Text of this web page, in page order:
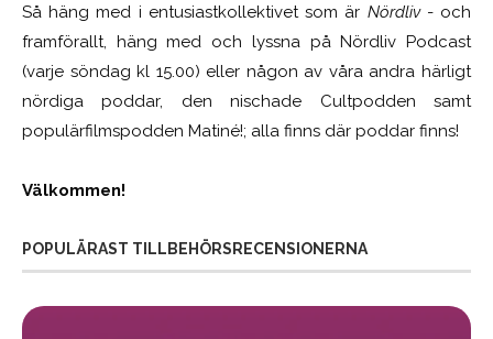
Så häng med i entusiastkollektivet som är Nördliv- och
framförallt, häng med och lyssna på Nördliv Podcast
(varje söndag kl 15.00) eller någon av våra andra härligt
nördiga poddar, den nischade Cultpodden samt
populärfilmspodden Matiné!; alla finns där poddar finns!
Välkommen!
POPULÄRAST TILLBEHÖRSRECENSIONERNA